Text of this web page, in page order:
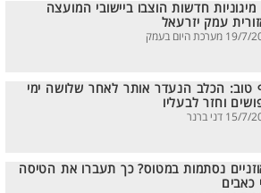
10 מיגוניות חדשות הוצבו ביישובי המועצה
עמק יזרעאל
מערכת היום בעמק
טוב: הכלב הנעדר אותר לאחר שלושה ימי
וחזר לבעליו
דני ברנר
נסתמות במטוס? כך תעברו את הטיסה
כאבים